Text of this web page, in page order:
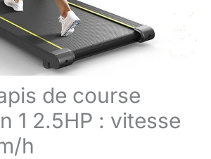
de course
1 2.5HP : vitesse
h